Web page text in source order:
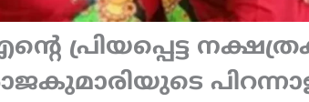
പ്രിയപ്പെട്ട